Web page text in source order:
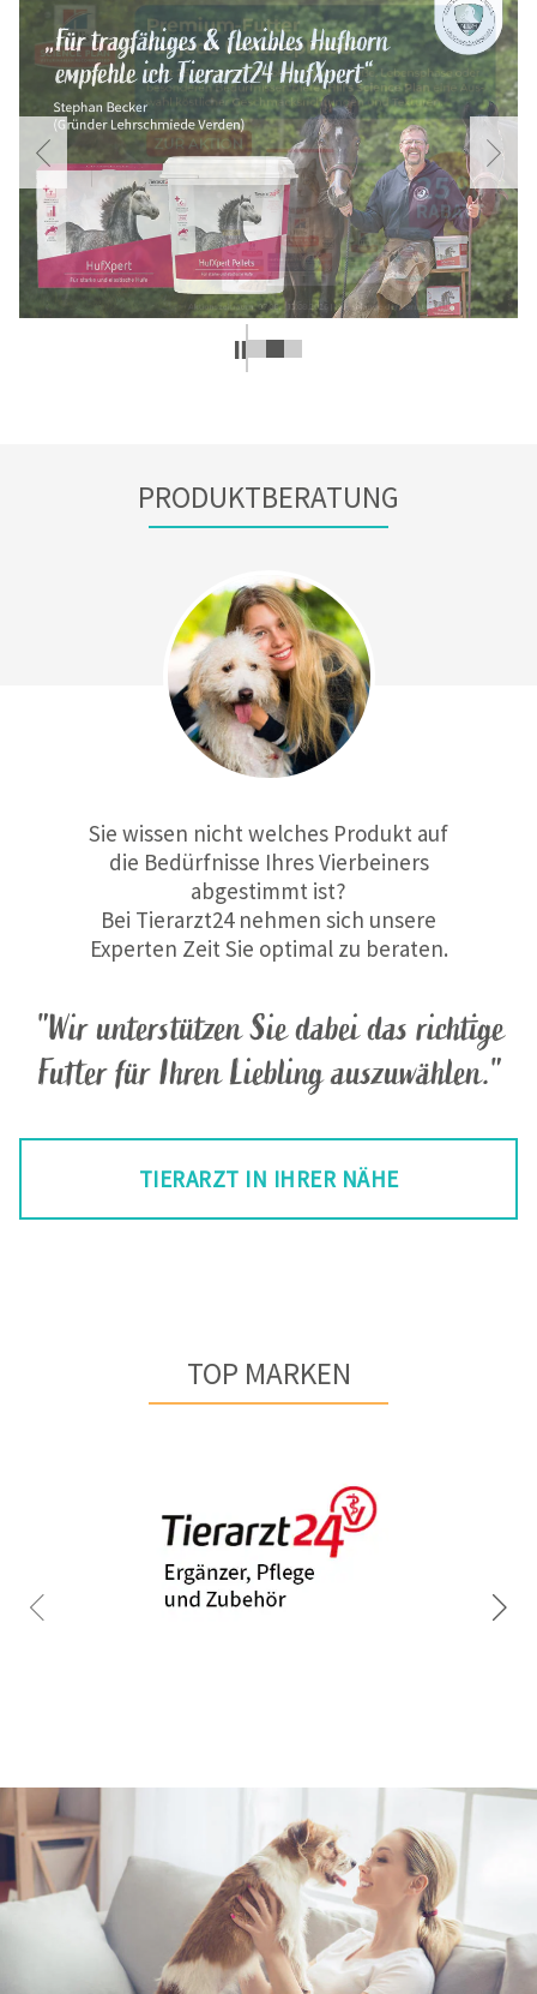
PRODUKTBERATUNG
"Wir unterstützen Sie dabei das richtige
Futter für Ihren Liebling auszuwählen."
Sie wissen nicht welches Produkt auf
die Bedürfnisse Ihres Vierbeiners
abgestimmt ist?
Bei Tierarzt24 nehmen sich unsere
Experten Zeit Sie optimal zu beraten.
TIERARZT IN IHRER NÄHE
TOP MARKEN